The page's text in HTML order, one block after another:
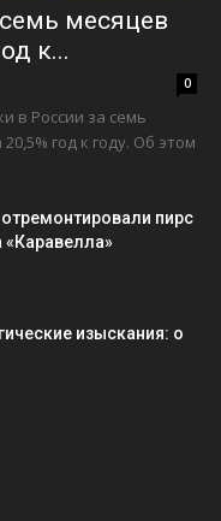
месяцев
к...
0
в России за семь
год к году. Об этом
пирс
изыскания: о